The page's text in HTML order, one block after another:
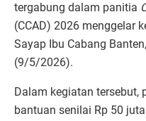
tergabung dalam panitia
(CCAD) 2026 menggelar
Sayap Ibu Cabang
(9/5/2026).
Dalam kegiatan tersebut,
bantuan senilai Rp 50